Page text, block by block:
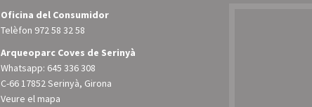
Oficina del Consumidor
Telèfon 972 58 32 58
Arqueoparc Coves de Serinyà
Whatsapp: 645 336 308
C-66 17852 Serinyà, Girona
Veure el mapa